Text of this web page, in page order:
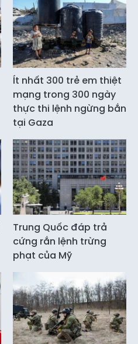
Ít nhất 300 trẻ em thiệt
mạng trong 300 ngày
thực thi lệnh ngừng bắn
tại Gaza
Trung Quốc đáp trả
cứng rắn lệnh trừng
phạt của Mỹ